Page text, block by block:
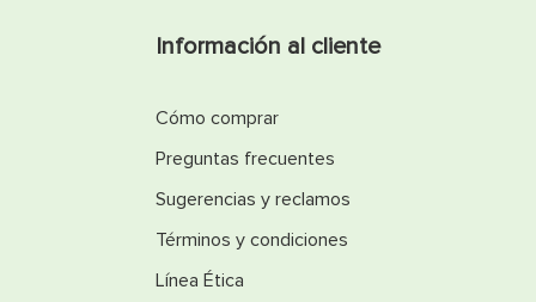
Información al cliente
Cómo comprar
Preguntas frecuentes
Sugerencias y reclamos
Términos y condiciones
Línea Ética